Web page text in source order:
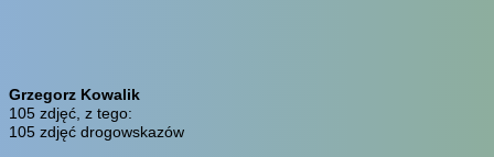
Grzegorz Kowalik
105 zdjęć, z tego:
105 zdjęć drogowskazów